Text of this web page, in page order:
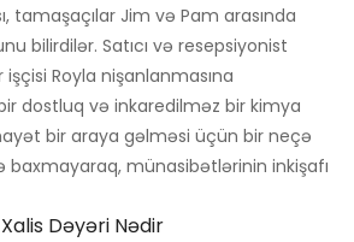
tamaşaçılar Jim və Pam arasında
bilirdilər. Satıcı və resepsiyonist
Royla nişanlanmasına
dostluq və inkaredilməz bir kimya
bir araya gəlməsi üçün bir neçə
münasibətlərinin inkişafı
Dəyəri Nədir